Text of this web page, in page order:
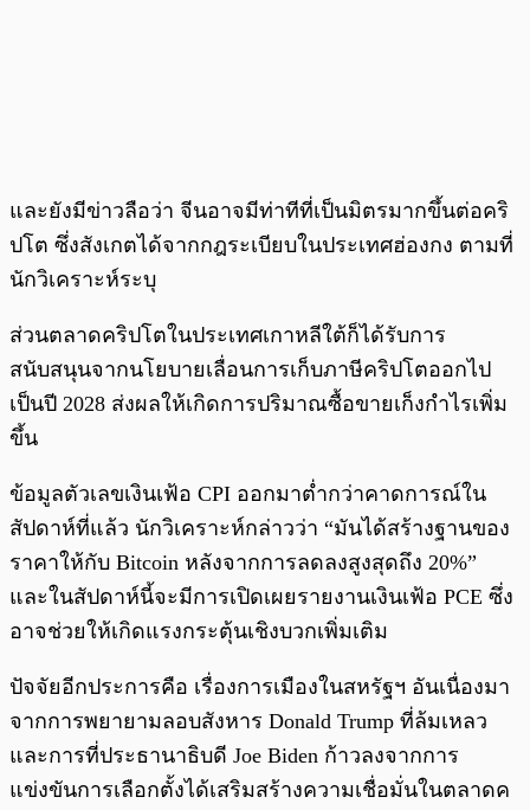
และยังมีข่าวลือว่า จีนอาจมีท่าทีที่เป็นมิตรมากขึ้นต่อคริ
ปโต ซึ่งสังเกตได้จากกฎระเบียบในประเทศฮ่องกง ตามที่
นักวิเคราะห์ระบุ
ส่วนตลาดคริปโตในประเทศเกาหลีใต้ก็ได้รับการ
สนับสนุนจากนโยบายเลื่อนการเก็บภาษีคริปโตออกไป
เป็นปี 2028 ส่งผลให้เกิดการปริมาณซื้อขายเก็งกำไรเพิ่ม
ขึ้น
ข้อมูลตัวเลขเงินเฟ้อ CPI ออกมาต่ำกว่าคาดการณ์ใน
สัปดาห์ที่แล้ว นักวิเคราะห์กล่าวว่า “มันได้สร้างฐานของ
ราคาให้กับ Bitcoin หลังจากการลดลงสูงสุดถึง 20%”
และในสัปดาห์นี้จะมีการเปิดเผยรายงานเงินเฟ้อ PCE ซึ่ง
อาจช่วยให้เกิดแรงกระตุ้นเชิงบวกเพิ่มเติม
ปัจจัยอีกประการคือ เรื่องการเมืองในสหรัฐฯ อันเนื่องมา
จากการพยายามลอบสังหาร Donald Trump ที่ล้มเหลว
และการที่ประธานาธิบดี Joe Biden ก้าวลงจากการ
แข่งขันการเลือกตั้งได้เสริมสร้างความเชื่อมั่นในตลาดค